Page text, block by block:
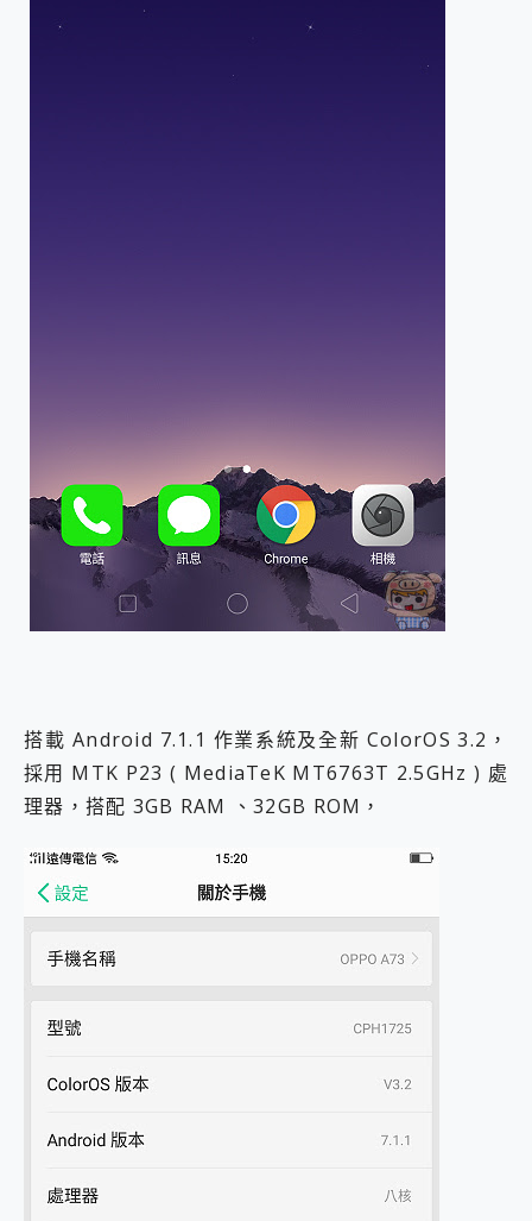
搭載 Android 7.1.1 作業系統及全新 ColorOS 3.2，
採用 MTK P23 ( MediaTeK MT6763T 2.5GHz ) 處
理器，搭配 3GB RAM 、32GB ROM，